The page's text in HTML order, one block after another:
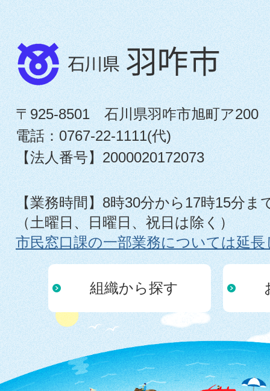
〒925-8501 石川県羽咋市旭町ア200
電話：0767-22-1111(代)
【法人番号】2000020172073
【業務時間】8時30分から17時15分ま
（土曜日、日曜日、祝日は除く）
市民窓口課の一部業務については延
組織から探す